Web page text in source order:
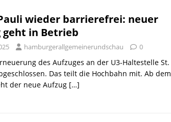
wieder barrierefrei: neuer
geht in Betrieb
hamburgerallgemeinerundschau 0
des Aufzuges an der U3-Haltestelle St.
Das teilt die Hochbahn mit. Ab dem
der neue Aufzug […]